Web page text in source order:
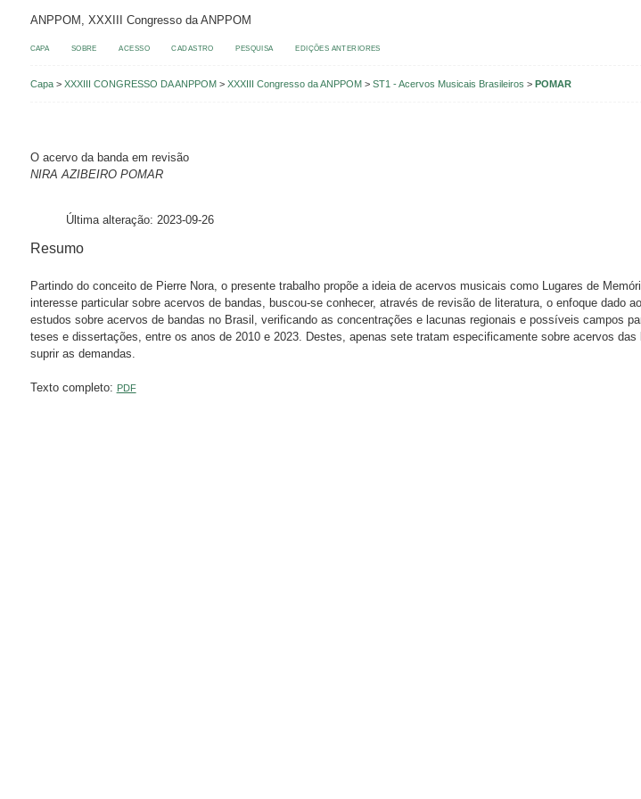
ANPPOM, XXXIII Congresso da ANPPOM
CAPA SOBRE ACESSO CADASTRO PESQUISA EDIÇÕES ANTERIORES
Capa> XXXIII CONGRESSO DA ANPPOM> XXXIII Congresso da ANPPOM> ST1 - Acervos Musicais Brasileiros > POMAR
O acervo da banda em revisão
NIRA AZIBEIRO POMAR
Última alteração: 2023-09-26
Resumo
Partindo do conceito de Pierre Nora, o presente trabalho propõe a ideia de acervos musicais como Lugares de
interesse particular sobre acervos de bandas, buscou-se conhecer, através de revisão de literatura, o enfoque
estudos sobre acervos de bandas no Brasil, verificando as concentrações e lacunas regionais e possíveis campos
teses e dissertações, entre os anos de 2010 e 2023. Destes, apenas sete tratam especificamente sobre acervos
suprir as demandas.
Texto completo: PDF